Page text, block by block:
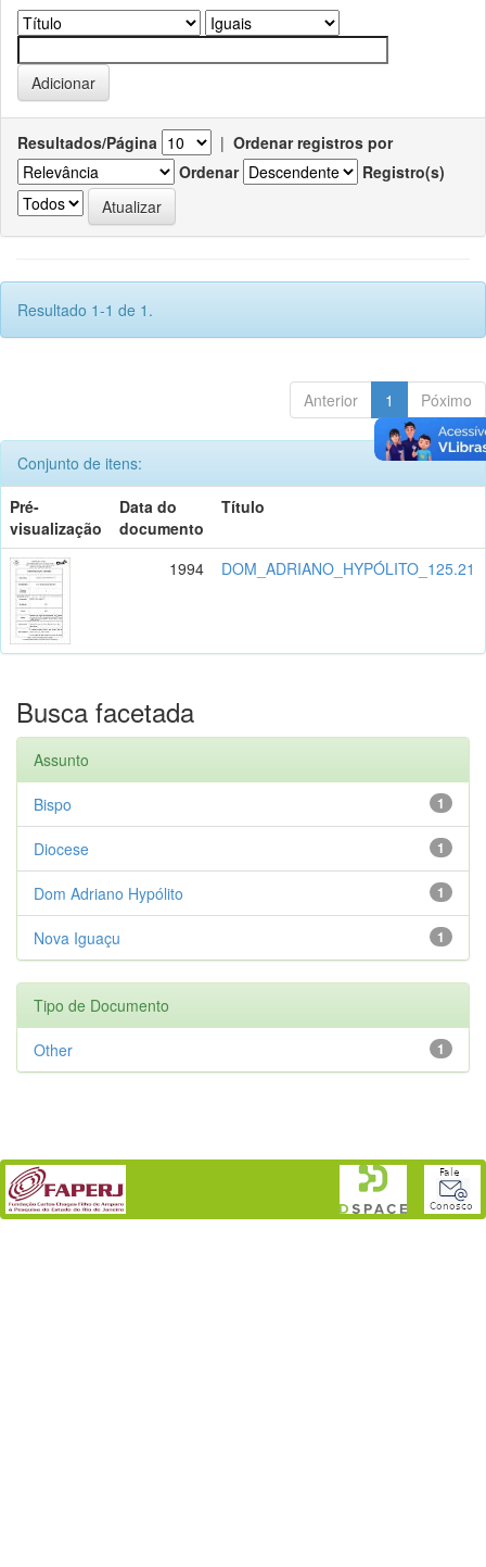
Resultados/Página | Ordenar registros por
Ordenar
Registro(s)
Resultado 1-1 de 1.
Anterior 1 Póximo
Conjunto de itens:
Pré-
visualização
Data do
documento
Título
1994 DOM_ADRIANO_HYPÓLITO_125.21
Busca facetada
Assunto
1
Bispo
1
Diocese
1
Dom Adriano Hypólito
1
Nova Iguaçu
Tipo de Documento
1
Other